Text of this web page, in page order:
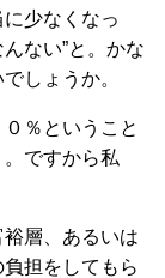
少なくなっ
ない”と。かな
しょうか。
％ということ
ですから私
層、あるいは
担をしてもら